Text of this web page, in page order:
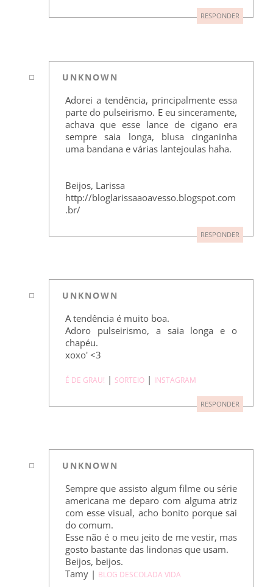
RESPONDER
UNKNOWN
Adorei a tendência, principalmente essa
parte do pulseirismo. E eu sinceramente,
achava que esse lance de cigano era
sempre saia longa, blusa cinganinha
uma bandana e várias lantejoulas haha.
Beijos, Larissa
http://bloglarissaaoavesso.blogspot.com
.br/
RESPONDER
UNKNOWN
A tendência é muito boa.
Adoro pulseirismo, a saia longa e o
chapéu.
xoxo' <3
É DE GRAU! | SORTEIO| INSTAGRAM
RESPONDER
UNKNOWN
Sempre que assisto algum filme ou série
americana me deparo com alguma atriz
com esse visual, acho bonito porque sai
do comum.
Esse não é o meu jeito de me vestir, mas
gosto bastante das lindonas que usam.
Beijos, beijos.
Tamy | BLOG DESCOLADA VIDA